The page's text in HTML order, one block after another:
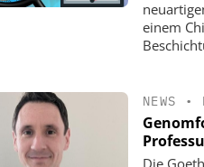
einem
NEWS •